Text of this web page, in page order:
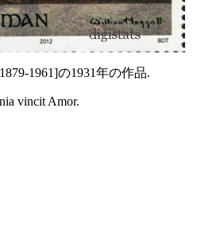
1961]の1931年の作品.
vincit Amor.